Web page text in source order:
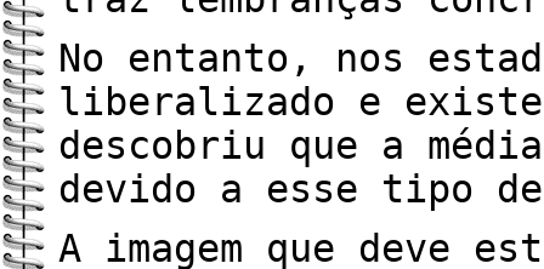
No entanto, nos
liberalizado e
descobriu que a
devido a esse tipo
A imagem que deve